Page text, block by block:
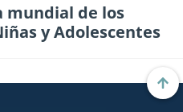
mundial de los
y Adolescentes